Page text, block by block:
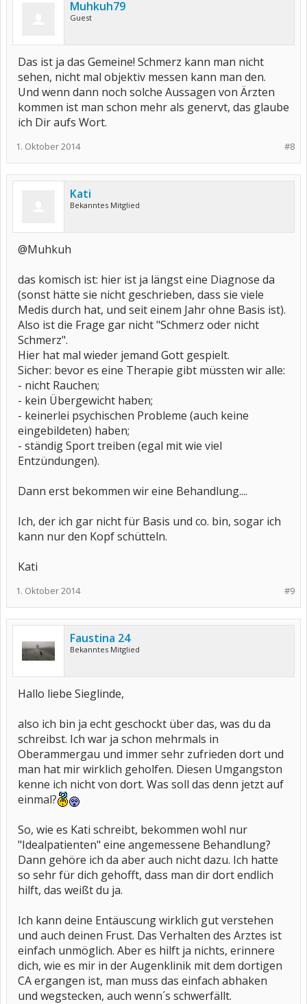
Muhkuh79
Guest
Das ist ja das Gemeine! Schmerz kann man nicht
sehen, nicht mal objektiv messen kann man den.
Und wenn dann noch solche Aussagen von Ärzten
kommen ist man schon mehr als genervt, das glaube
ich Dir aufs Wort.
#8
1. Oktober 2014
Kati
Bekanntes Mitglied
@Muhkuh
das komisch ist: hier ist ja längst eine Diagnose da
(sonst hätte sie nicht geschrieben, dass sie viele
Medis durch hat, und seit einem Jahr ohne Basis ist).
Also ist die Frage gar nicht "Schmerz oder nicht
Schmerz".
Hier hat mal wieder jemand Gott gespielt.
Sicher: bevor es eine Therapie gibt müssten wir alle:
- nicht Rauchen;
- kein Übergewicht haben;
- keinerlei psychischen Probleme (auch keine
eingebildeten) haben;
- ständig Sport treiben (egal mit wie viel
Entzündungen).
Dann erst bekommen wir eine Behandlung....
Ich, der ich gar nicht für Basis und co. bin, sogar ich
kann nur den Kopf schütteln.
Kati
#9
1. Oktober 2014
Faustina 24
Bekanntes Mitglied
Hallo liebe Sieglinde,
also ich bin ja echt geschockt über das, was du da
schreibst. Ich war ja schon mehrmals in
Oberammergau und immer sehr zufrieden dort und
man hat mir wirklich geholfen. Diesen Umgangston
kenne ich nicht von dort. Was soll das denn jetzt auf
einmal?
So, wie es Kati schreibt, bekommen wohl nur
"Idealpatienten" eine angemessene Behandlung?
Dann gehöre ich da aber auch nicht dazu. Ich hatte
so sehr für dich gehofft, dass man dir dort endlich
hilft, das weißt du ja.
Ich kann deine Entäuscung wirklich gut verstehen
und auch deinen Frust. Das Verhalten des Arztes ist
einfach unmöglich. Aber es hilft ja nichts, erinnere
dich, wie es mir in der Augenklinik mit dem dortigen
CA ergangen ist, man muss das einfach abhaken
und wegstecken, auch wenn´s schwerfällt.